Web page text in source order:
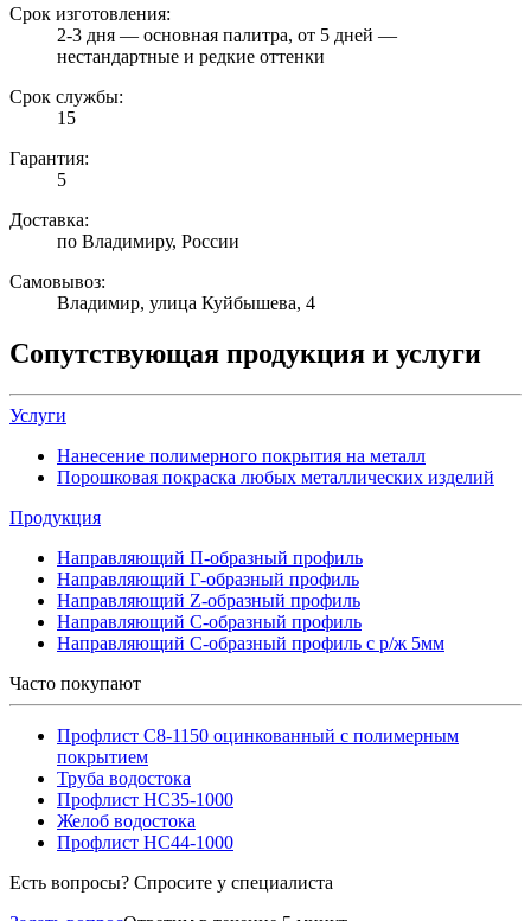
Срок изготовления:
2-3 дня — основная палитра, от 5 дней —
нестандартные и редкие оттенки
Срок службы:
15
Гарантия:
5
Доставка:
по Владимиру, России
Самовывоз:
Владимир, улица Куйбышева, 4
Сопутствующая продукция и услуги
Услуги
Нанесение полимерного покрытия на металл
Порошковая покраска любых металлических изделий
Продукция
Направляющий П-образный профиль
Направляющий Г-образный профиль
Направляющий Z-образный профиль
Направляющий С-образный профиль
Направляющий С-образный профиль с р/ж 5мм
Часто покупают
Профлист С8-1150 оцинкованный с полимерным
покрытием
Труба водостока
Профлист НС35-1000
Желоб водостока
Профлист НС44-1000
Есть вопросы? Спросите у специалиста